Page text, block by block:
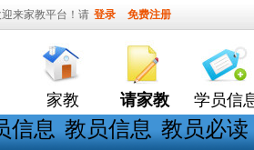
来家教平台！请 登录 免费注册
家教 请家教 学员信
信息 教员信息 教员必读